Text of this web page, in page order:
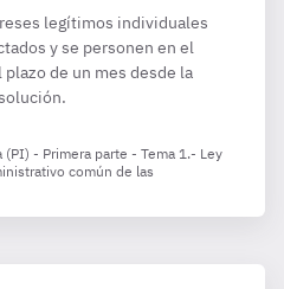
legítimos individuales
y se personen en el
de un mes desde la
- Primera parte - Tema 1.- Ley
común de las